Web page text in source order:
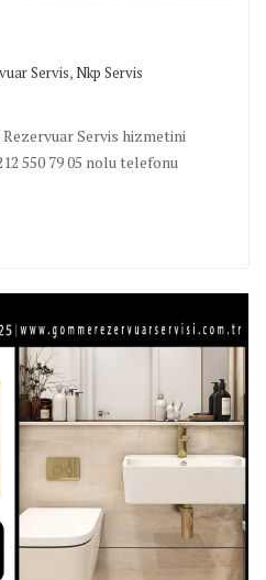
Servis,Nkp Servis
Servis hizmetini
550 79 05 nolu telefonu